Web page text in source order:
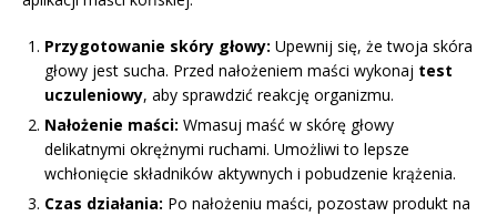
Przygotowanie skóry głowy: Upewnij się, że twoja skóra
głowy jest sucha. Przed nałożeniem maści wykonaj test
uczuleniowy, aby sprawdzić reakcję organizmu.
Nałożenie maści: Wmasuj maść w skórę głowy
delikatnymi okrężnymi ruchami. Umożliwi to lepsze
wchłonięcie składników aktywnych i pobudzenie krążenia.
Czas działania: Po nałożeniu maści, pozostaw produkt na